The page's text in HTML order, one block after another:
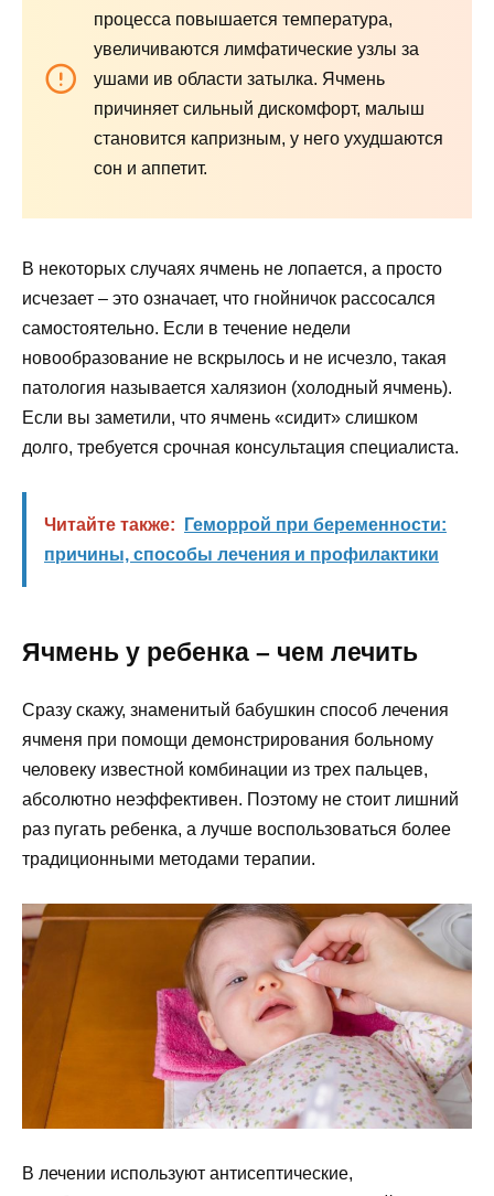
процесса повышается температура,
увеличиваются лимфатические узлы за
ушами ив области затылка. Ячмень
причиняет сильный дискомфорт, малыш
становится капризным, у него ухудшаются
сон и аппетит.
В некоторых случаях ячмень не лопается, а просто
исчезает – это означает, что гнойничок рассосался
самостоятельно. Если в течение недели
новообразование не вскрылось и не исчезло, такая
патология называется халязион (холодный ячмень).
Если вы заметили, что ячмень «сидит» слишком
долго, требуется срочная консультация специалиста.
Читайте также:
Геморрой при беременности:
причины, способы лечения и профилактики
Ячмень у ребенка – чем лечить
Сразу скажу, знаменитый бабушкин способ лечения
ячменя при помощи демонстрирования больному
человеку известной комбинации из трех пальцев,
абсолютно неэффективен. Поэтому не стоит лишний
раз пугать ребенка, а лучше воспользоваться более
традиционными методами терапии.
В лечении используют антисептические,